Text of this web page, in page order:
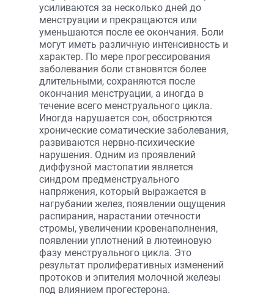
усиливаются за несколько дней до
менструации и прекращаются или
уменьшаются после ее окончания. Боли
могут иметь различную интенсивность и
характер. По мере прогрессирования
заболевания боли становятся более
длительными, сохраняются после
окончания менструации, а иногда в
течение всего менструального цикла.
Иногда нарушается сон, обостряются
хронические соматические заболевания,
развиваются нервно-психические
нарушения. Одним из проявлений
диффузной мастопатии является
синдром предменструального
напряжения, который выражается в
нагрубании желез, появлении ощущения
распирания, нарастании отечности
стромы, увеличении кровенаполнения,
появлении уплотнений в лютеиновую
фазу менструального цикла. Это
результат пролиферативных изменений
протоков и эпителия молочной железы
под влиянием прогестерона.